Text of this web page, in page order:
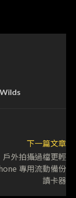
下一篇文章
戶外拍攝過檔更輕
專用流動備份
讀卡器